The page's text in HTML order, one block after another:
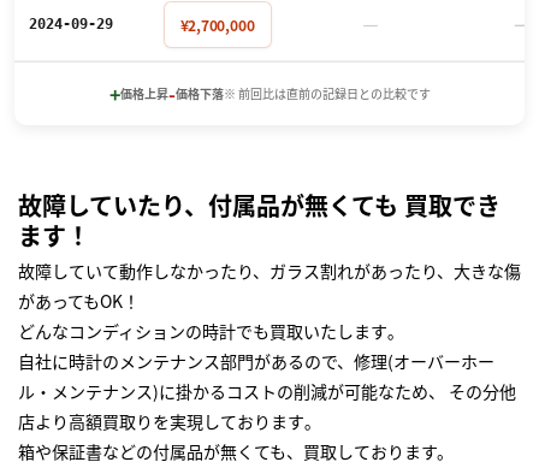
2024-09-29 ¥2,700,000 － －
+価格上昇-価格下落※ 前回比は直前の記録日との比較です
故障していたり、付属品が無くても 買取でき
ます！
故障していて動作しなかったり、ガラス割れがあったり、大きな傷
があってもOK！
どんなコンディションの時計でも買取いたします｡
自社に時計のメンテナンス部門があるので、修理(オーバーホー
ル・メンテナンス)に掛かるコストの削減が可能なため、 その分他
店より高額買取りを実現しております｡
箱や保証書などの付属品が無くても、買取しております。